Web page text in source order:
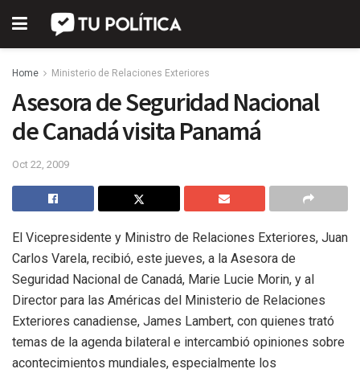
Home Ministerio de Relaciones Exteriores
Asesora de Seguridad Nacional
de Canadá visita Panamá
Oct 22, 2009
El Vicepresidente y Ministro de Relaciones Exteriores, Juan
Carlos Varela, recibió, este jueves, a la Asesora de
Seguridad Nacional de Canadá, Marie Lucie Morin, y al
Director para las Américas del Ministerio de Relaciones
Exteriores canadiense, James Lambert, con quienes trató
temas de la agenda bilateral e intercambió opiniones sobre
acontecimientos mundiales, especialmente los